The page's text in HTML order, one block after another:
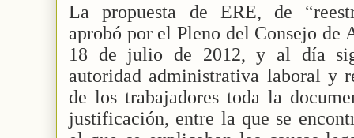
La propuesta de ERE, de
aprobó por el Pleno del Consejo
18 de julio de 2012, y al día
autoridad administrativa laboral y
de los trabajadores toda la
justificación, entre la que se